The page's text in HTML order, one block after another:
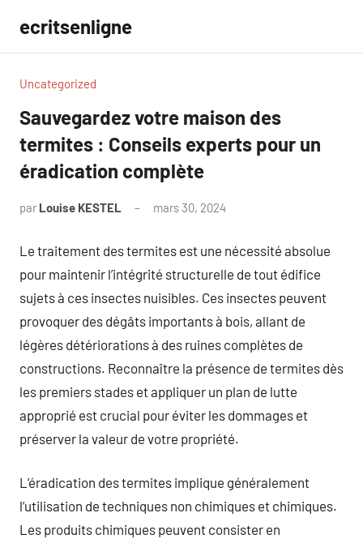
contenu
ecritsenligne
Uncategorized
Sauvegardez votre maison des
termites : Conseils experts pour un
éradication complète
par Louise KESTEL mars 30, 2024
Le traitement des termites est une nécessité absolue
pour maintenir l’intégrité structurelle de tout édifice
sujets à ces insectes nuisibles. Ces insectes peuvent
provoquer des dégâts importants à bois, allant de
légères détériorations à des ruines complètes de
constructions. Reconnaître la présence de termites dès
les premiers stades et appliquer un plan de lutte
approprié est crucial pour éviter les dommages et
préserver la valeur de votre propriété.
L’éradication des termites implique généralement
l’utilisation de techniques non chimiques et chimiques.
Les produits chimiques peuvent consister en